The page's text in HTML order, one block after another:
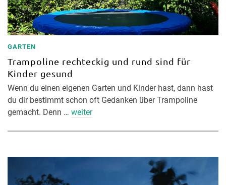
GARTEN
Trampoline rechteckig und rund sind für
Kinder gesund
Wenn du einen eigenen Garten und Kinder hast, dann hast
du dir bestimmt schon oft Gedanken über Trampoline
gemacht. Denn … weiter